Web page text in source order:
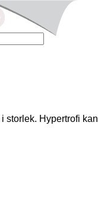
storlek. Hypertrofi kan